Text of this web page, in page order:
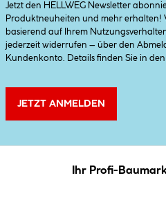
Jetzt den HELLWEG Newsletter
Produktneuheiten und mehr erhalten!
basierend auf Ihrem
jederzeit widerrufen – über den
Kundenkonto. Details finden Sie in den
JETZT ANMELDEN
Ihr Profi-